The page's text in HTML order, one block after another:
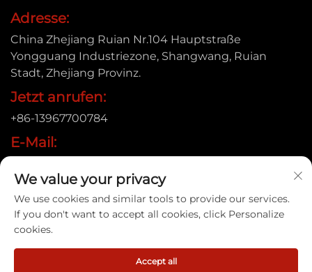
Adresse:
China Zhejiang Ruian Nr.104 Hauptstraße
Yongguang Industriezone, Shangwang, Ruian
Stadt, Zhejiang Provinz.
Jetzt anrufen:
+86-13967700784
E-Mail:
Urheberrecht © 2025 Ruian Xinye Packaging Machine
We value your privacy
We use cookies and similar tools to provide our services.
If you don't want to accept all cookies, click Personalize
cookies.
Accept all